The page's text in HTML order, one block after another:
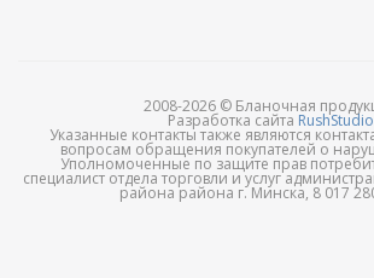
2008-2026 © Бланочная
Разработка сайта RushStudio
Указанные контакты также являются
вопросам обращения покупателей о
Уполномоченные по защите прав
специалист отдела торговли и услуг
района района г. Минска, 8 017